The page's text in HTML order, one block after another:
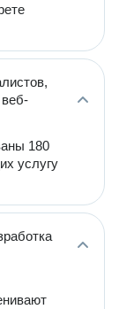
180
услугу